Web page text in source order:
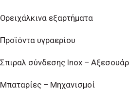
Ορειχάλκινα εξαρτήματα
Προϊόντα υγραερίου
Σπιραλ σύνδεσης Inox – Αξεσουάρ
Μπαταρίες – Μηχανισμοί